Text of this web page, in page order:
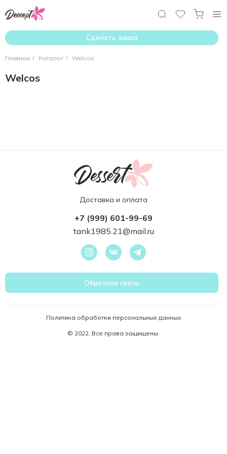
Сделать заказ
Главная / Каталог / Welcos
Welcos
Доставка и оплата
© 2022. Все права защищены.
Политика обработки персональных данных
+7 (999) 601-99-69
tank1985.21@mail.ru
Обратная связь